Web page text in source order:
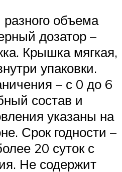
объема
дозатор –
Крышка мягкая,
упаковки.
– с 0 до 6
состав и
указаны на
Срок годности –
20 суток с
Не содержит